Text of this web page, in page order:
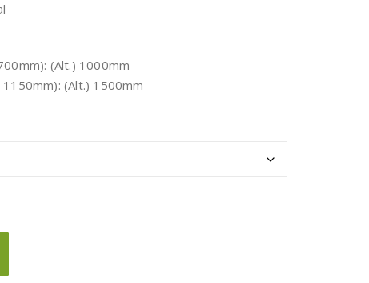
(Alt.) 1000mm
(Alt.) 1500mm